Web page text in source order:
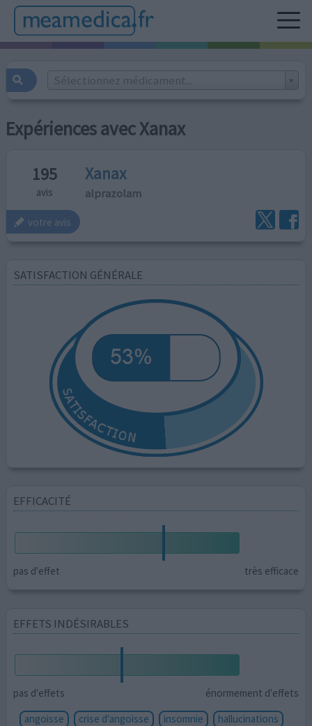
Sélectionnez médicament...
Expériences avec Xanax
195
avis
Xanax
alprazolam
votre avis
SATISFACTION GÉNÉRALE
EFFICACITÉ
pas d'effet très efficace
EFFETS INDÉSIRABLES
pas d'effets
énormement d'effets
angoisse
crise d'angoisse insomnie
hallucinations